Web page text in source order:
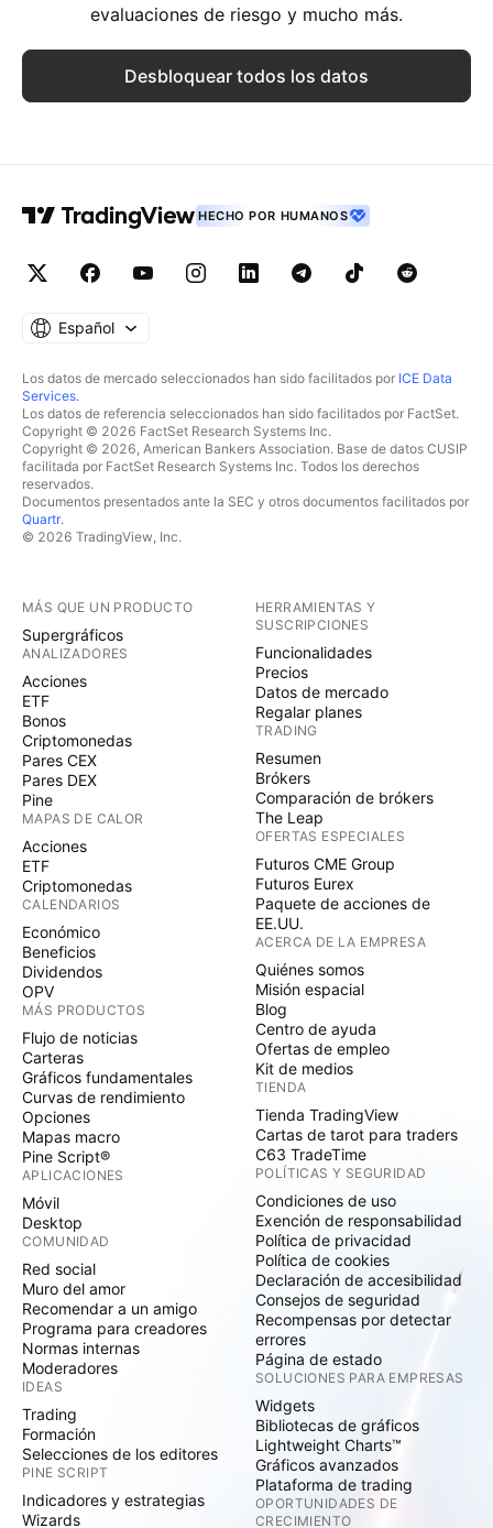
evaluaciones de riesgo y mucho más.
Desbloquear todos los datos
HECHO POR HUMANOS
Español
Los datos de mercado seleccionados han sido facilitados por ICE Data
Services.
Los datos de referencia seleccionados han sido facilitados por FactSet.
Copyright © 2026 FactSet Research Systems Inc.
Copyright © 2026, American Bankers Association. Base de datos CUSIP
facilitada por FactSet Research Systems Inc. Todos los derechos
reservados.
Documentos presentados ante la SEC y otros documentos facilitados por
Quartr.
© 2026 TradingView, Inc.
MÁS QUE UN PRODUCTO
Supergráficos
ANALIZADORES
Acciones
ETF
Bonos
Criptomonedas
Pares CEX
Pares DEX
Pine
MAPAS DE CALOR
Acciones
ETF
Criptomonedas
CALENDARIOS
Económico
Beneficios
Dividendos
OPV
MÁS PRODUCTOS
Flujo de noticias
Carteras
Gráficos fundamentales
Curvas de rendimiento
Opciones
Mapas macro
Pine Script®
APLICACIONES
Móvil
Desktop
COMUNIDAD
Red social
Muro del amor
Recomendar a un amigo
Programa para creadores
Normas internas
Moderadores
IDEAS
Trading
Formación
Selecciones de los editores
PINE SCRIPT
Indicadores y estrategias
Wizards
HERRAMIENTAS Y
SUSCRIPCIONES
Funcionalidades
Precios
Datos de mercado
Regalar planes
TRADING
Resumen
Brókers
Comparación de brókers
The Leap
OFERTAS ESPECIALES
Futuros CME Group
Futuros Eurex
Paquete de acciones de
EE.UU.
ACERCA DE LA EMPRESA
Quiénes somos
Misión espacial
Blog
Centro de ayuda
Ofertas de empleo
Kit de medios
TIENDA
Tienda TradingView
Cartas de tarot para traders
C63 TradeTime
POLÍTICAS Y SEGURIDAD
Condiciones de uso
Exención de responsabilidad
Política de privacidad
Política de cookies
Declaración de accesibilidad
Consejos de seguridad
Recompensas por detectar
errores
Página de estado
SOLUCIONES PARA EMPRESAS
Widgets
Bibliotecas de gráficos
Lightweight Charts™
Gráficos avanzados
Plataforma de trading
OPORTUNIDADES DE
CRECIMIENTO